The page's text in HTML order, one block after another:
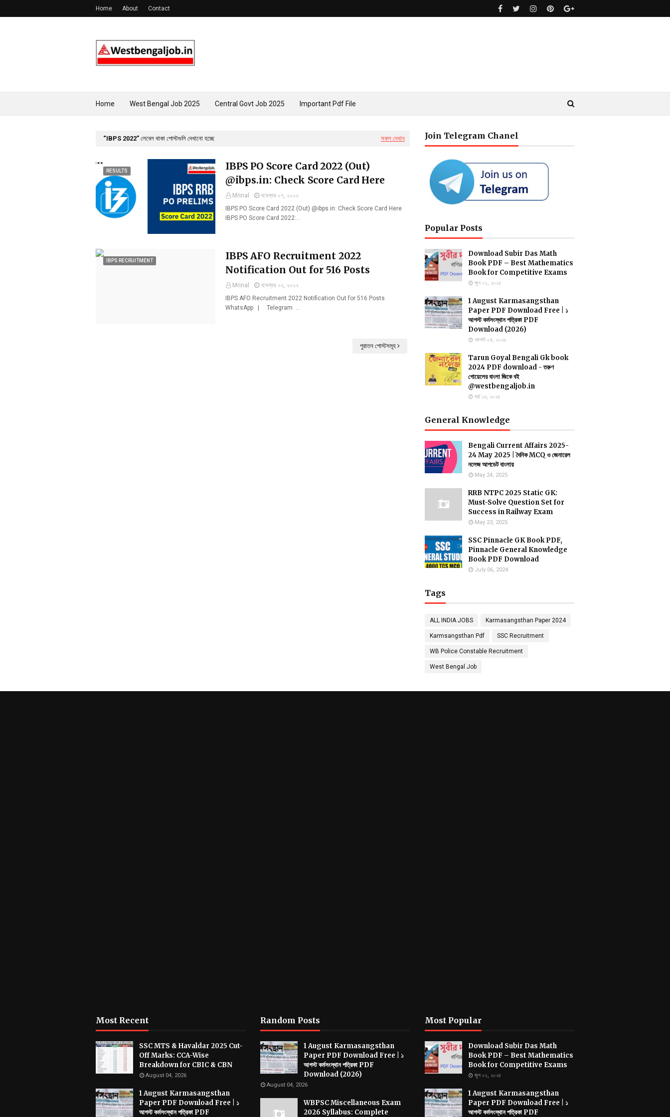
Home About Contact
Home West Bengal Job 2025 Central Govt Job 2025 Important Pdf File
IBPS 2022 লেবেল থাকা পোস্টগুলি দেখানো হচ্ছে সকল দেখান
RESULTS
IBPS PO Score Card 2022 (Out)
@ibps.in: Check Score Card Here
Mrinal
নভেম্বর ০৭, ২০২২
IBPS PO Score Card 2022 (Out) @ibps.in: Check Score Card Here
IBPS PO Score Card 2022:…
IBPS RECRUITMENT
IBPS AFO Recruitment 2022
Notification Out for 516 Posts
Mrinal
নভেম্বর ০২, ২০২২
IBPS AFO Recruitment 2022 Notification Out for 516 Posts
WhatsApp | Telegram …
পুরাতন পোস্টসমূহ
Join Telegram Chanel
Popular Posts
Download Subir Das Math
Book PDF – Best Mathematics
Book for Competitive Exams
জুন ০১, ২০২৫
1 August Karmasangsthan
Paper PDF Download Free | ১
আগস্ট কর্মসংস্থান পত্রিকা PDF
Download (2026)
আগস্ট ০৪, ২০২৬
Tarun Goyal Bengali Gk book
2024 PDF download - তরুণ
গোয়েলের বাংলা জিকে বই
@westbengaljob.in
মার্চ ১৬, ২০২৫
General Knowledge
Bengali Current Affairs 2025-
24 May 2025 | দৈনিক MCQ ও জেনারেল
নলেজ আপডেট বাংলায়
May 24, 2025
RRB NTPC 2025 Static GK:
Must-Solve Question Set for
Success in Railway Exam
May 23, 2025
SSC Pinnacle GK Book PDF,
Pinnacle General Knowledge
Book PDF Download
July 06, 2024
Tags
ALL INDIA JOBS Karmasangsthan Paper 2024
Karmsangsthan Pdf SSC Recruitment
WB Police Constable Recruitment
West Bengal Job
Most Recent
SSC MTS & Havaldar 2025 Cut-
Off Marks: CCA-Wise
Breakdown for CBIC & CBN
August 04, 2026
1 August Karmasangsthan
Paper PDF Download Free | ১
আগস্ট কর্মসংস্থান পত্রিকা PDF
Random Posts
1 August Karmasangsthan
Paper PDF Download Free | ১
আগস্ট কর্মসংস্থান পত্রিকা PDF
Download (2026)
August 04, 2026
WBPSC Miscellaneous Exam
2026 Syllabus: Complete
Most Popular
Download Subir Das Math
Book PDF – Best Mathematics
Book for Competitive Exams
জুন ০১, ২০২৫
1 August Karmasangsthan
Paper PDF Download Free | ১
আগস্ট কর্মসংস্থান পত্রিকা PDF